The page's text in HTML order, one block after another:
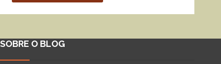
SOBRE O BLOG